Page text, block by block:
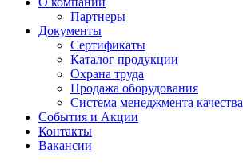
Партнеры
Документы
Сертификаты
Каталог продукции
Охрана труда
Продажа оборудования
Система менеджмента качества
События и Акции
Контакты
Вакансии